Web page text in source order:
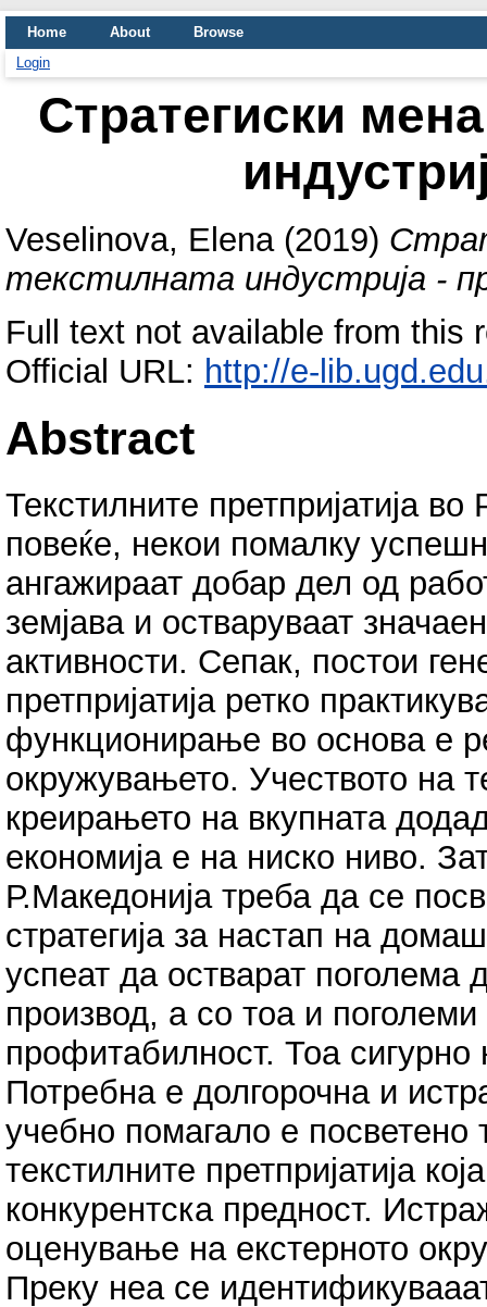
Home About
Browse
Login
Стратегиски
Veselinova, Elena(2019)
текстилната индустрија -
Full text not available from this
Official URL: http://e-
Abstract
Текстилните претпријатија
повеќе, некои помалку
ангажираат добар дел од
земјава и остваруваат
активности. Сепак, постои
претпријатија ретко
функционирање во основа е
окружувањето. Учеството на
креирањето на вкупната
економија е на ниско ниво.
Р.Македонија треба да се
стратегија за настап на
успеат да остварат
производ, а со тоа и
профитабилност. Тоа
Потребна е долгорочна и
учебно помагало е посветено
текстилните претпријатија
конкурентска предност.
оценување на екстерното
Преку неа се